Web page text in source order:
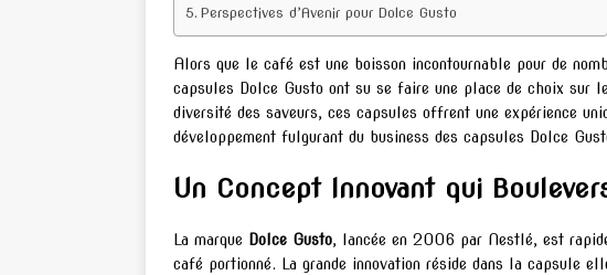
Perspectives d’Avenir pour Dolce Gusto
Alors que le café est une boisson incontournable pour de
capsules Dolce Gusto ont su se faire une place de choix sur
diversité des saveurs, ces capsules offrent une expérience
développement fulgurant du business des capsules Dolce
Un Concept Innovant qui
La marque Dolce Gusto, lancée en 2006 par Nestlé, est
café portionné. La grande innovation réside dans la capsule